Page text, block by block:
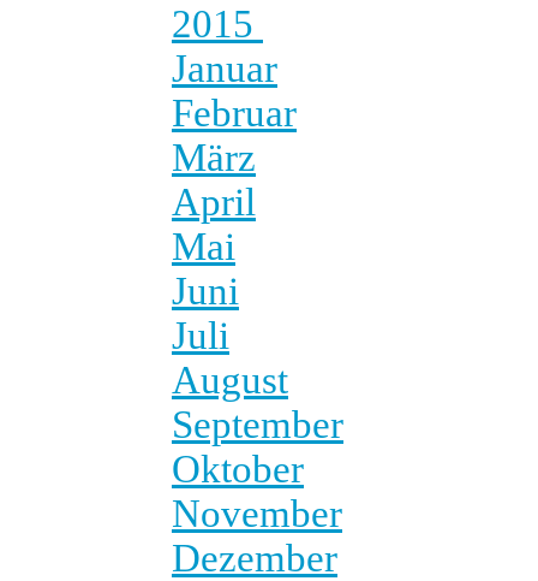
2015
Januar
Februar
März
April
Mai
Juni
Juli
August
September
Oktober
November
Dezember